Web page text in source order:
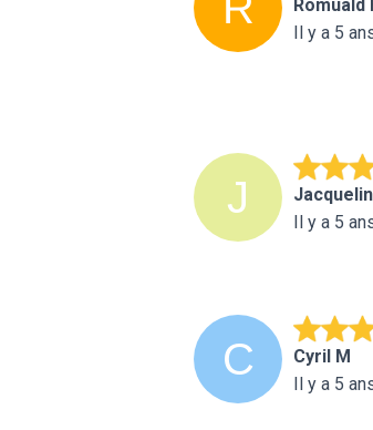
Romuald
Il y a 5
Il y a 5
Cyril M
Il y a 5